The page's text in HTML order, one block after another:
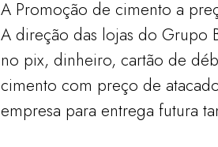
A Promoção de cimento a
A direção das lojas do Grupo
no pix, dinheiro, cartão de
cimento com preço de
empresa para entrega futura